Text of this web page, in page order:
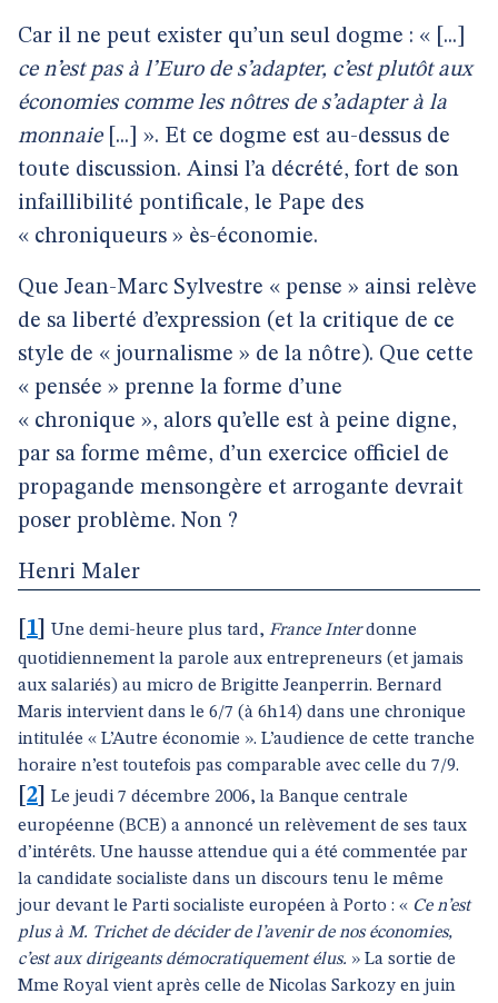
Car il ne peut exister qu’un seul dogme : « [...]
ce n’est pas à l’Euro de s’adapter, c’est plutôt aux
économies comme les nôtres de s’adapter à la
monnaie[...] ». Et ce dogme est au-dessus de
toute discussion. Ainsi l’a décrété, fort de son
infaillibilité pontificale, le Pape des
« chroniqueurs » ès-économie.
Que Jean-Marc Sylvestre « pense » ainsi relève
de sa liberté d’expression (et la critique de ce
style de « journalisme » de la nôtre). Que cette
« pensée » prenne la forme d’une
« chronique », alors qu’elle est à peine digne,
par sa forme même, d’un exercice officiel de
propagande mensongère et arrogante devrait
poser problème. Non ?
Henri Maler
1 Une demi-heure plus tard, France Interdonne
quotidiennement la parole aux entrepreneurs (et jamais
aux salariés) au micro de Brigitte Jeanperrin. Bernard
Maris intervient dans le 6/7 (à 6h14) dans une chronique
intitulée « L’Autre économie ». L’audience de cette tranche
horaire n’est toutefois pas comparable avec celle du 7/9.
2
Le jeudi 7 décembre 2006, la Banque centrale
européenne (BCE) a annoncé un relèvement de ses taux
d’intérêts. Une hausse attendue qui a été commentée par
la candidate socialiste dans un discours tenu le même
jour devant le Parti socialiste européen à Porto : « Ce n’est
plus à M. Trichet de décider de l’avenir de nos économies,
c’est aux dirigeants démocratiquement élus. » La sortie de
Mme Royal vient après celle de Nicolas Sarkozy en juin